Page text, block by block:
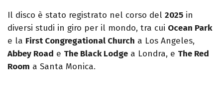
Il disco è stato registrato nel corso del 2025 in
diversi studi in giro per il mondo, tra cui Ocean Park
e la First Congregational Church a Los Angeles,
Abbey Road e The Black Lodge a Londra, e The Red
Room a Santa Monica.